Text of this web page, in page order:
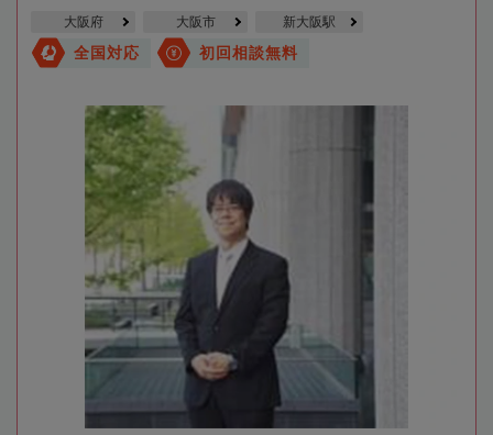
大阪府 大阪市 新大阪駅
全国対応 初回相談無料